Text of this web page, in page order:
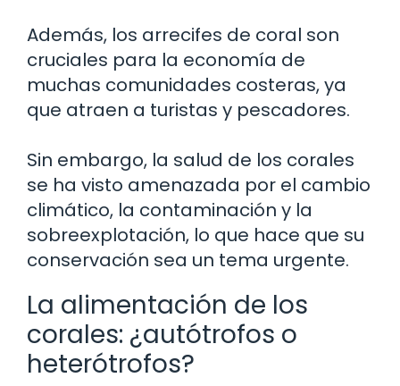
Además, los arrecifes de coral son
cruciales para la economía de
muchas comunidades costeras, ya
que atraen a turistas y pescadores.
Sin embargo, la salud de los corales
se ha visto amenazada por el cambio
climático, la contaminación y la
sobreexplotación, lo que hace que su
conservación sea un tema urgente.
La alimentación de los
corales: ¿autótrofos o
heterótrofos?